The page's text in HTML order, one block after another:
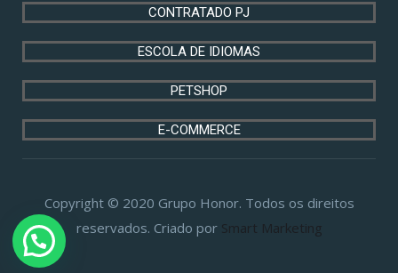
CONTRATADO PJ
ESCOLA DE IDIOMAS
PETSHOP
E-COMMERCE
Copyright © 2020 Grupo Honor. Todos os direitos
reservados. Criado por Smart Marketing